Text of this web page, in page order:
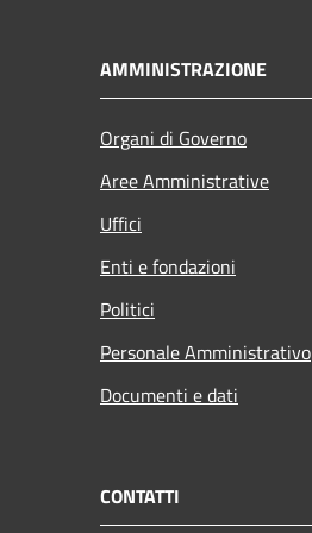
AMMINISTRAZIONE
Organi di Governo
Aree Amministrative
Uffici
Enti e fondazioni
Politici
Personale Amministrativo
Documenti e dati
CONTATTI